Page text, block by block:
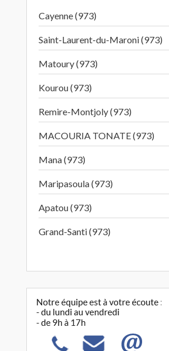
Cayenne (973)
Saint-Laurent-du-Maroni (973)
Matoury (973)
Kourou (973)
Remire-Montjoly (973)
MACOURIA TONATE (973)
Mana (973)
Maripasoula (973)
Apatou (973)
Grand-Santi (973)